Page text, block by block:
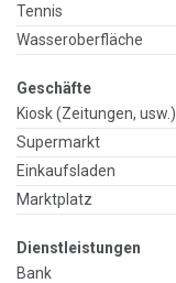
Tennis
Wasseroberfläche
Geschäfte
Kiosk (Zeitungen, usw.)
Supermarkt
Einkaufsladen
Marktplatz
Dienstleistungen
Bank